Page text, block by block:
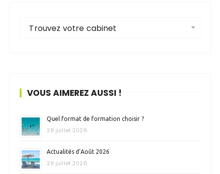
Trouvez votre cabinet
VOUS AIMEREZ AUSSI !
Quel format de formation choisir ?
28 juillet 2026
Actualités d’Août 2026
28 juillet 2026